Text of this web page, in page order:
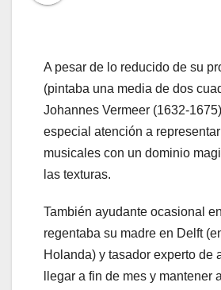
A pesar de lo reducido de su
(pintaba una media de dos
Johannes Vermeer (1632-
especial atención a
musicales con un dominio
las texturas.
También ayudante ocasional
regentaba su madre en Delft
Holanda) y tasador experto de
llegar a fin de mes y mantener